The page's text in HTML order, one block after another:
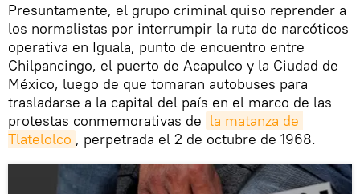
Presuntamente, el grupo criminal quiso reprender a
los normalistas por interrumpir la ruta de narcóticos
operativa en Iguala, punto de encuentro entre
Chilpancingo, el puerto de Acapulco y la Ciudad de
México, luego de que tomaran autobuses para
trasladarse a la capital del país en el marco de las
protestas conmemorativas de la matanza de
Tlatelolco , perpetrada el 2 de octubre de 1968.